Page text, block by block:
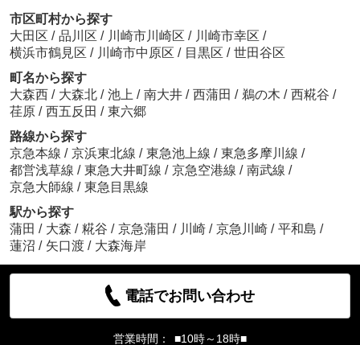
市区町村から探す
大田区 / 品川区 / 川崎市川崎区 / 川崎市幸区 /
横浜市鶴見区 / 川崎市中原区 / 目黒区 / 世田谷区
町名から探す
大森西 / 大森北 / 池上 / 南大井 / 西蒲田 / 鵜の木 / 西糀谷 /
荏原 / 西五反田 / 東六郷
路線から探す
京急本線 / 京浜東北線 / 東急池上線 / 東急多摩川線 /
都営浅草線 / 東急大井町線 / 京急空港線 / 南武線 /
京急大師線 / 東急目黒線
駅から探す
蒲田 / 大森 / 糀谷 / 京急蒲田 / 川崎 / 京急川崎 / 平和島 /
蓮沼 / 矢口渡 / 大森海岸
電話でお問い合わせ
営業時間： ■10時～18時■